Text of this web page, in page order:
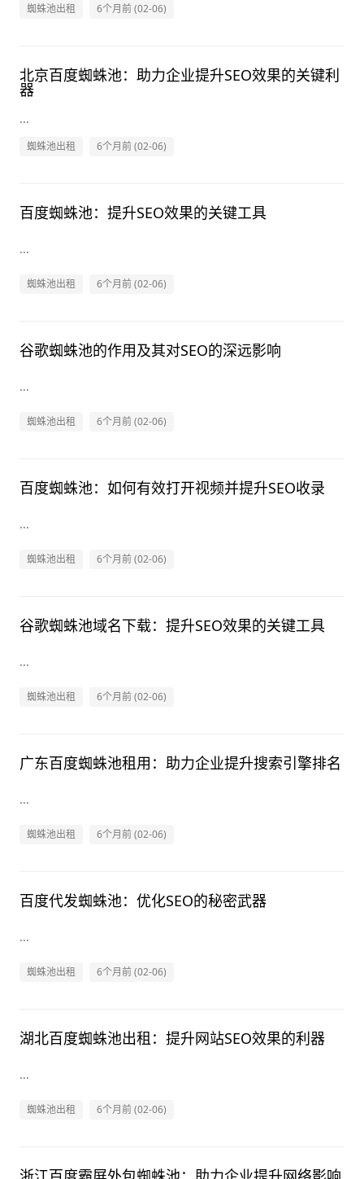
蜘蛛池出租 6个月前 (02-06)
北京百度蜘蛛池：助力企业提升SEO效果的关键利
器
...
蜘蛛池出租 6个月前 (02-06)
百度蜘蛛池：提升SEO效果的关键工具
...
蜘蛛池出租 6个月前 (02-06)
谷歌蜘蛛池的作用及其对SEO的深远影响
...
蜘蛛池出租 6个月前 (02-06)
百度蜘蛛池：如何有效打开视频并提升SEO收录
...
蜘蛛池出租 6个月前 (02-06)
谷歌蜘蛛池域名下载：提升SEO效果的关键工具
...
蜘蛛池出租 6个月前 (02-06)
广东百度蜘蛛池租用：助力企业提升搜索引擎排名
...
蜘蛛池出租 6个月前 (02-06)
百度代发蜘蛛池：优化SEO的秘密武器
...
蜘蛛池出租 6个月前 (02-06)
湖北百度蜘蛛池出租：提升网站SEO效果的利器
...
蜘蛛池出租 6个月前 (02-06)